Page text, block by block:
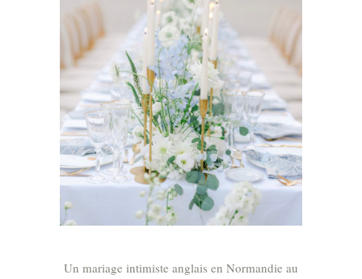
Un mariage intimiste anglais en Normandie au